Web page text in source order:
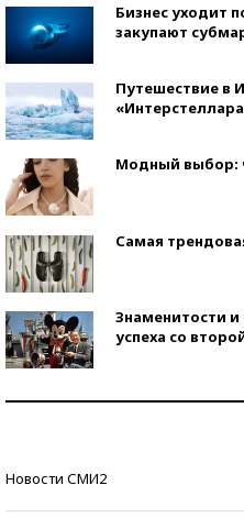
Бизнес уходит
закупают
Путешествие в
Модный выбор:
Самая
Знаменитости
успеха со
Новости СМИ2